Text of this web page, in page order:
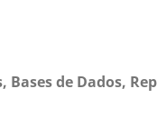
Bases de Dados,